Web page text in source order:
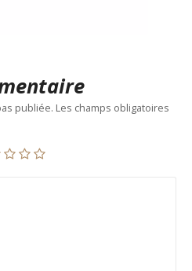
publiée. Les champs obligatoires